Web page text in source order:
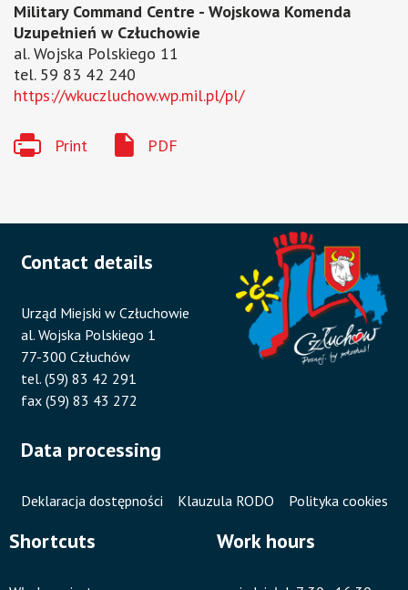
Military Command Centre - Wojskowa Komenda
Uzupełnień w Człuchowie
al. Wojska Polskiego 11
tel. 59 83 42 240
https://wkuczluchow.wp.mil.pl/pl/
Print PDF
Contact details
Urząd Miejski w Człuchowie
al. Wojska Polskiego 1
77-300 Człuchów
tel. (59) 83 42 291
fax (59) 83 43 272
Data processing
Deklaracja dostępności Klauzula RODO Polityka cookies
Shortcuts Work hours